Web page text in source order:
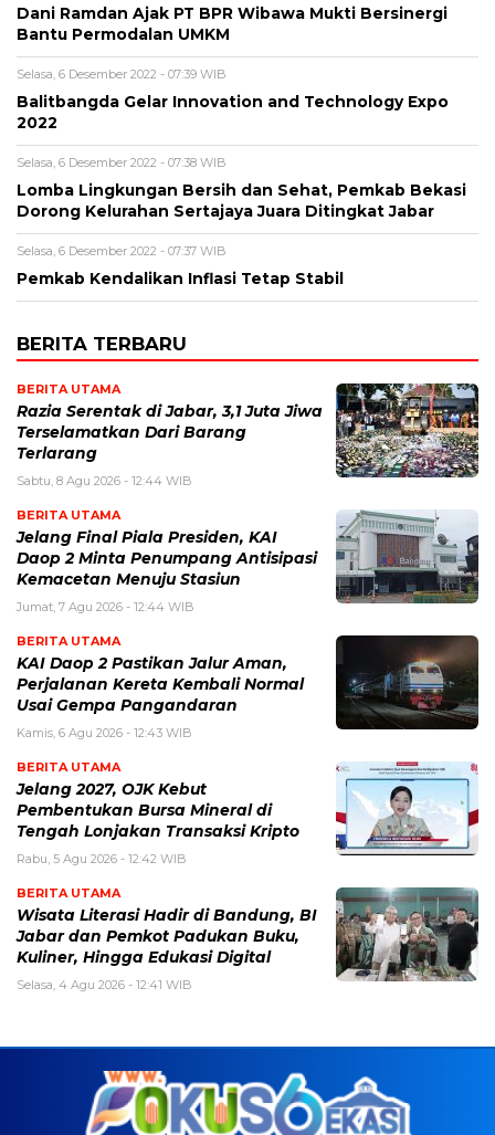
Dani Ramdan Ajak PT BPR Wibawa Mukti Bersinergi
Bantu Permodalan UMKM
Selasa, 6 Desember 2022 - 07:39 WIB
Balitbangda Gelar Innovation and Technology Expo
2022
Selasa, 6 Desember 2022 - 07:38 WIB
Lomba Lingkungan Bersih dan Sehat, Pemkab Bekasi
Dorong Kelurahan Sertajaya Juara Ditingkat Jabar
Selasa, 6 Desember 2022 - 07:37 WIB
Pemkab Kendalikan Inflasi Tetap Stabil
BERITA TERBARU
BERITA UTAMA
Razia Serentak di Jabar, 3,1 Juta Jiwa
Terselamatkan Dari Barang
Terlarang
Sabtu, 8 Agu 2026 - 12:44 WIB
BERITA UTAMA
Jelang Final Piala Presiden, KAI
Daop 2 Minta Penumpang Antisipasi
Kemacetan Menuju Stasiun
Jumat, 7 Agu 2026 - 12:44 WIB
BERITA UTAMA
KAI Daop 2 Pastikan Jalur Aman,
Perjalanan Kereta Kembali Normal
Usai Gempa Pangandaran
Kamis, 6 Agu 2026 - 12:43 WIB
BERITA UTAMA
Jelang 2027, OJK Kebut
Pembentukan Bursa Mineral di
Tengah Lonjakan Transaksi Kripto
Rabu, 5 Agu 2026 - 12:42 WIB
BERITA UTAMA
Wisata Literasi Hadir di Bandung, BI
Jabar dan Pemkot Padukan Buku,
Kuliner, Hingga Edukasi Digital
Selasa, 4 Agu 2026 - 12:41 WIB